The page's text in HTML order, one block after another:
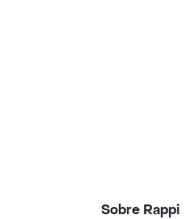
Sobre Rappi